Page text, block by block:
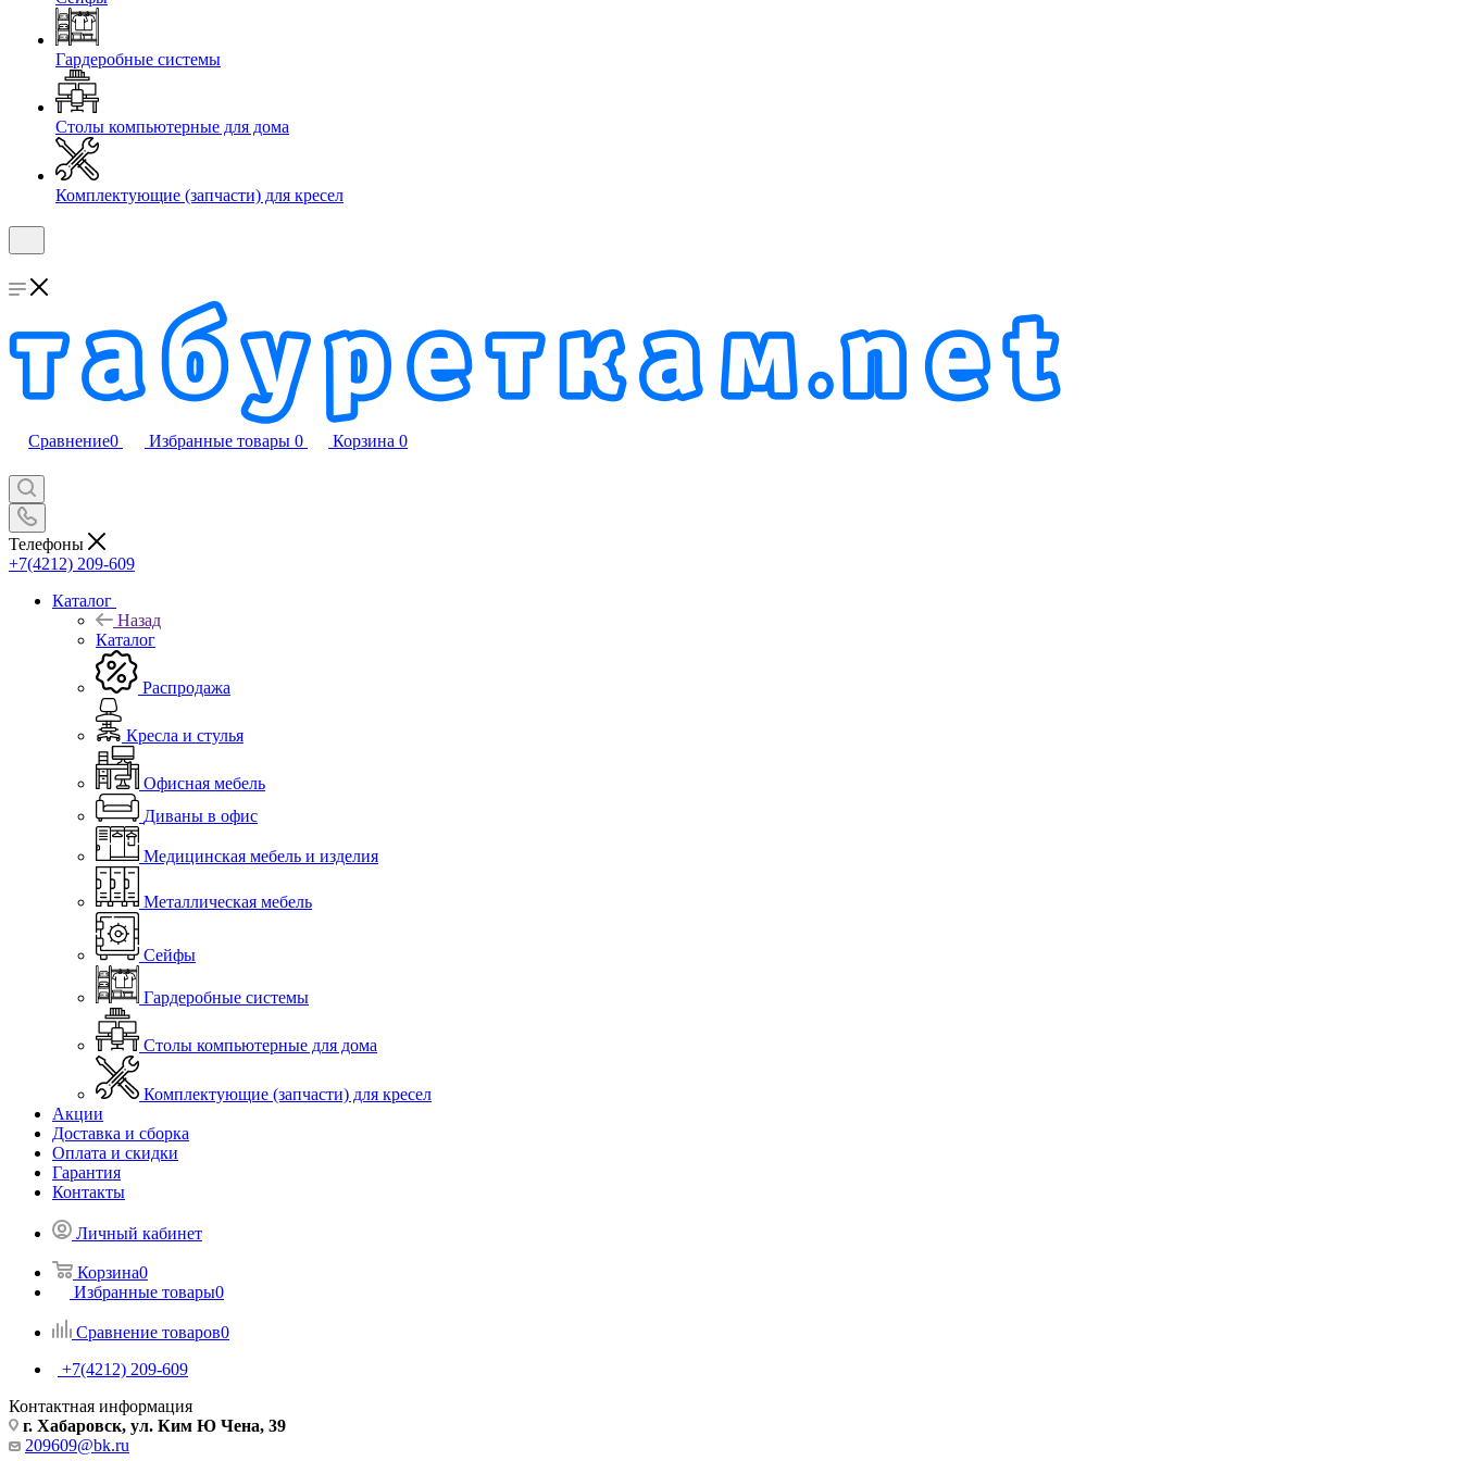
Гардеробные системы
Столы компьютерные для дома
Комплектующие (запчасти) для кресел
Сравнение0 Избранные товары 0 Корзина 0
Телефоны
+7(4212) 209-609
Каталог
Назад
Каталог
Распродажа
Кресла и стулья
Офисная мебель
Диваны в офис
Медицинская мебель и изделия
Металлическая мебель
Сейфы
Гардеробные системы
Столы компьютерные для дома
Комплектующие (запчасти) для кресел
Акции
Доставка и сборка
Оплата и скидки
Гарантия
Контакты
Личный кабинет
Корзина0
Избранные товары0
Сравнение товаров0
+7(4212) 209-609
Контактная информация
г. Хабаровск, ул. Ким Ю Чена, 39
209609@bk.ru